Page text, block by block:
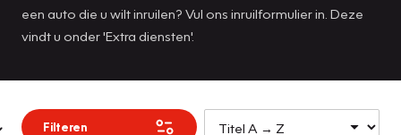
een auto die u wilt inruilen? Vul ons inruilformulier in. Deze
vindt u onder 'Extra diensten'.
Filteren